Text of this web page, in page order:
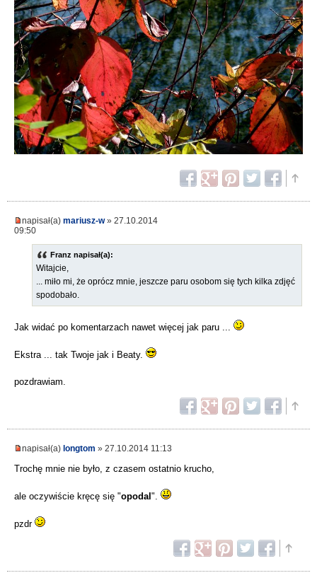
napisał(a) mariusz-w» 27.10.2014
09:50
Franz napisał(a):
Witajcie,
... miło mi, że oprócz mnie, jeszcze paru osobom się tych kilka zdjęć
spodobało.
Jak widać po komentarzach nawet więcej jak paru ...
Ekstra ... tak Twoje jak i Beaty.
pozdrawiam.
napisał(a) longtom » 27.10.2014 11:13
Trochę mnie nie było, z czasem ostatnio krucho,
ale oczywiście kręcę się "opodal".
pzdr